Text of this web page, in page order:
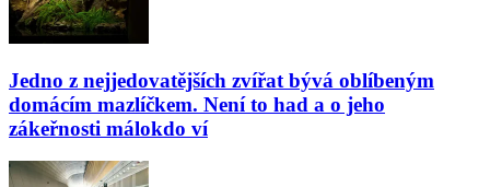
Jedno z nejjedovatějších zvířat bývá oblíbeným
domácím mazlíčkem. Není to had a o jeho
zákeřnosti málokdo ví